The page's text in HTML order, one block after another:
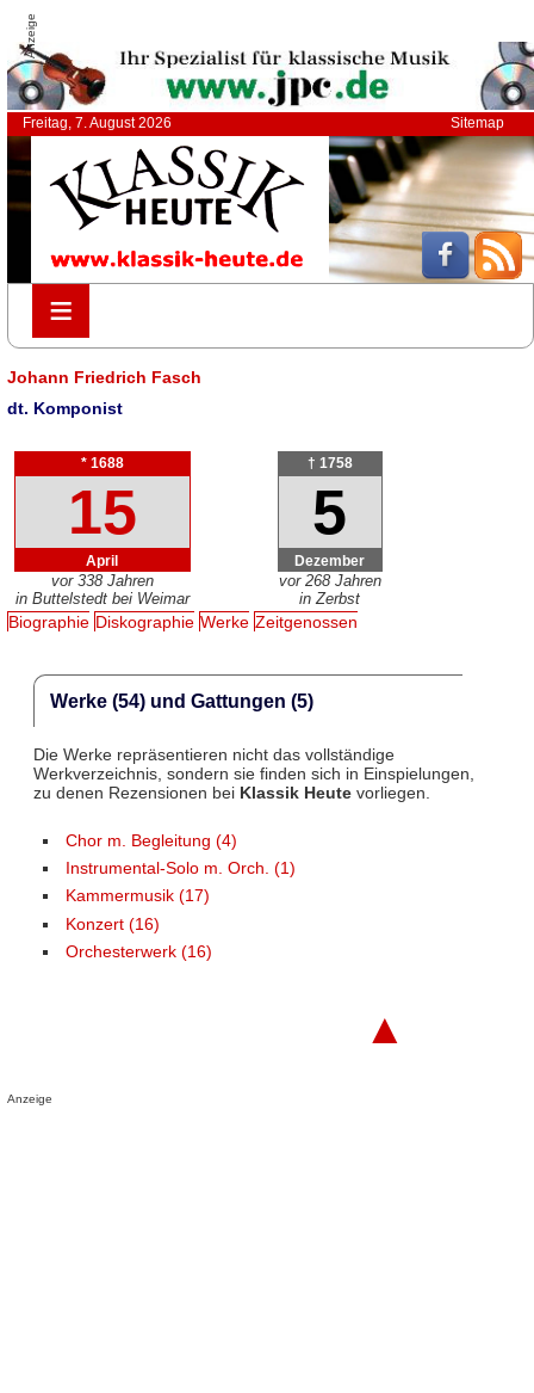
Anzeige
Freitag, 7. August 2026 Sitemap
≡
≡
Johann Friedrich Fasch
dt. Komponist
* 1688
15
April
vor 338 Jahren
in Buttelstedt bei Weimar
† 1758
5
Dezember
vor 268 Jahren
in Zerbst
Biographie Diskographie Werke Zeitgenossen
Werke (54) und Gattungen (5)
Die Werke repräsentieren nicht das vollständige
Werkverzeichnis, sondern sie finden sich in Einspielungen,
zu denen Rezensionen bei Klassik Heutevorliegen.
Chor m. Begleitung (4)
Instrumental-Solo m. Orch. (1)
Kammermusik (17)
Konzert (16)
Orchesterwerk (16)
▲
Anzeige